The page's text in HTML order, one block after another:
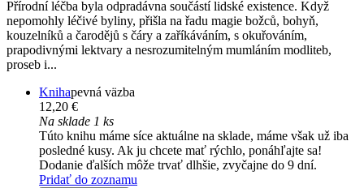
Přírodní léčba byla odpradávna součástí lidské existence. Když
nepomohly léčivé byliny, přišla na řadu magie božců, bohyň,
kouzelníků a čarodějů s čáry a zaříkáváním, s okuřováním,
prapodivnými lektvary a nesrozumitelným mumláním modliteb,
proseb i...
Knihapevná väzba
12,20 €
Na sklade 1 ks
Túto knihu máme síce aktuálne na sklade, máme však už iba
posledné kusy. Ak ju chcete mať rýchlo, ponáhľajte sa!
Dodanie ďalších môže trvať dlhšie, zvyčajne do 9 dní.
Pridať do zoznamu